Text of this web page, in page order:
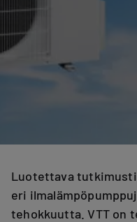
Luotettava
eri
tehokkuutta. VTT on